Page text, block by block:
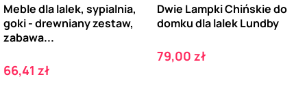
Meble dla lalek, sypialnia,
goki - drewniany zestaw,
zabawa...
Cena
66,41 zł
Dwie Lampki Chińskie do
domku dla lalek Lundby
Cena
79,00 zł